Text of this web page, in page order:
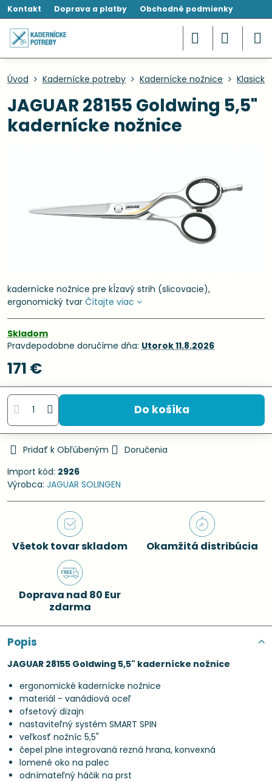
Kontakt Doprava a platby Obchodné podmienky
Úvod Kadernícke potreby Kadernícke nožnice
JAGUAR 28155 Goldwing 5,5"
kadernícke nožnice
kadernícke nožnice pre kĺzavý strih (slicovacie),
ergonomický tvar Čítajte viac
Skladom
Pravdepodobne doručíme dňa: Utorok11.8.2026
171 €
Do košíka
Pridať k Obľúbeným
Doručenia
Import kód: 2926
Výrobca: JAGUAR SOLINGEN
Všetok tovar skladom Okamžitá distribúcia
Doprava nad 80 Eur
zdarma
Popis
JAGUAR 28155 Goldwing 5,5" kadernícke nožnice
ergonomické kadernícke nožnice
materiál - vanádiová oceľ
ofsetový dizajn
nastaviteľný systém SMART SPIN
veľkosť nožníc 5,5"
čepel plne integrovaná rezná hrana, konvexná
lomené oko na palec
odnímateľný háčik na prst